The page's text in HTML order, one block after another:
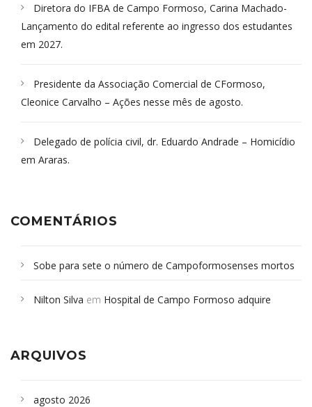
Diretora do IFBA de Campo Formoso, Carina Machado-
Lançamento do edital referente ao ingresso dos estudantes
em 2027.
Presidente da Associação Comercial de CFormoso,
Cleonice Carvalho – Ações nesse mês de agosto.
Delegado de polícia civil, dr. Eduardo Andrade – Homicídio
em Araras.
COMENTÁRIOS
Sobe para sete o número de Campoformosenses mortos
Campoformosenses que morreram em desabamentos são
Nilton Silva em Hospital de Campo Formoso adquire
ARQUIVOS
agosto 2026